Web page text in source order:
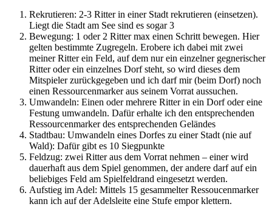
Rekrutieren: 2-3 Ritter in einer Stadt rekrutieren (einsetzen).
Liegt die Stadt am See sind es sogar 3
Bewegung: 1 oder 2 Ritter max einen Schritt bewegen. Hier
gelten bestimmte Zugregeln. Erobere ich dabei mit zwei
meiner Ritter ein Feld, auf dem nur ein einzelner gegnerischer
Ritter oder ein einzelnes Dorf steht, so wird dieses dem
Mitspieler zurückgegeben und ich darf mir (beim Dorf) noch
einen Ressourcenmarker aus seinem Vorrat aussuchen.
Umwandeln: Einen oder mehrere Ritter in ein Dorf oder eine
Festung umwandeln. Dafür erhalte ich den entsprechenden
Ressourcenmarker des entsprechenden Geländes
Stadtbau: Umwandeln eines Dorfes zu einer Stadt (nie auf
Wald): Dafür gibt es 10 Siegpunkte
Feldzug: zwei Ritter aus dem Vorrat nehmen – einer wird
dauerhaft aus dem Spiel genommen, der andere darf auf ein
beliebiges Feld am Spielfeldrand eingesetzt werden.
Aufstieg im Adel: Mittels 15 gesammelter Ressoucenmarker
kann ich auf der Adelsleite eine Stufe empor klettern.